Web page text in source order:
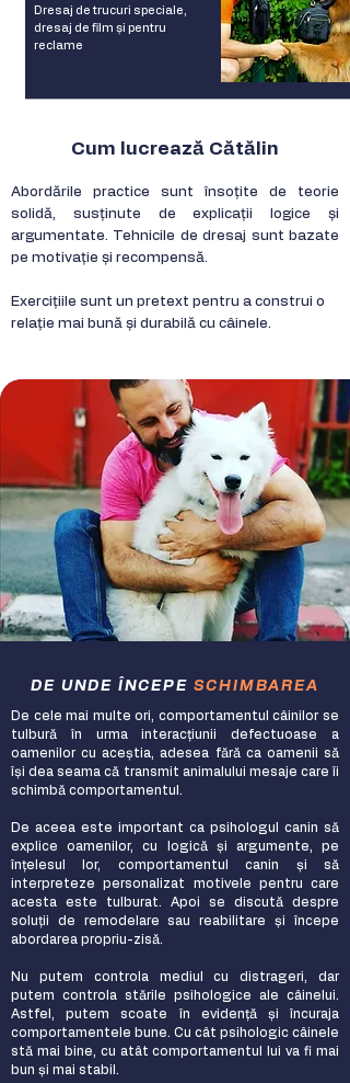
Dresaj de trucuri speciale,
dresaj de film și pentru
reclame
Cum lucrează Cătălin
Abordările practice sunt însoțite de teorie
solidă, susținute de explicații logice și
argumentate. Tehnicile de dresaj sunt bazate
pe motivație și recompensă.
Exercițiile sunt un pretext pentru a construi o
relație mai bună și durabilă cu câinele.
DE UNDE ÎNCEPE SCHIMBAREA
De cele mai multe ori, comportamentul câinilor se
tulbură în urma interacțiunii defectuoase a
oamenilor cu aceștia, adesea fără ca oamenii să
își dea seama că transmit animalului mesaje care îi
schimbă comportamentul.
De aceea este important ca psihologul canin să
explice oamenilor, cu logică și argumente, pe
înțelesul lor, comportamentul canin și să
interpreteze personalizat motivele pentru care
acesta este tulburat. Apoi se discută despre
soluții de remodelare sau reabilitare și începe
abordarea propriu-zisă.
Nu putem controla mediul cu distrageri, dar
putem controla stările psihologice ale câinelui.
Astfel, putem scoate în evidență și încuraja
comportamentele bune. Cu cât psihologic câinele
stă mai bine, cu atât comportamentul lui va fi mai
bun și mai stabil.